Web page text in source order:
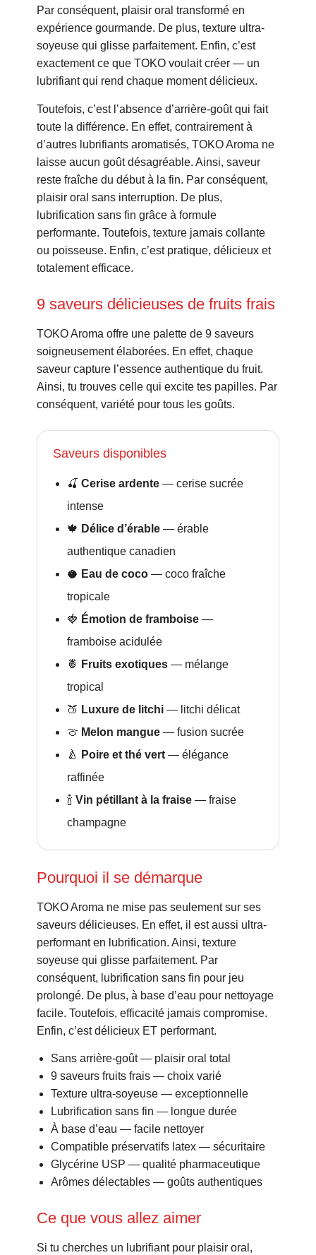
Par conséquent, plaisir oral transformé en
expérience gourmande. De plus, texture ultra-
soyeuse qui glisse parfaitement. Enfin, c’est
exactement ce que TOKO voulait créer — un
lubrifiant qui rend chaque moment délicieux.
Toutefois, c’est l’absence d’arrière-goût qui fait
toute la différence. En effet, contrairement à
d’autres lubrifiants aromatisés, TOKO Aroma ne
laisse aucun goût désagréable. Ainsi, saveur
reste fraîche du début à la fin. Par conséquent,
plaisir oral sans interruption. De plus,
lubrification sans fin grâce à formule
performante. Toutefois, texture jamais collante
ou poisseuse. Enfin, c’est pratique, délicieux et
totalement efficace.
9 saveurs délicieuses de fruits frais
TOKO Aroma offre une palette de 9 saveurs
soigneusement élaborées. En effet, chaque
saveur capture l’essence authentique du fruit.
Ainsi, tu trouves celle qui excite tes papilles. Par
conséquent, variété pour tous les goûts.
Saveurs disponibles
🍒 Cerise ardente — cerise sucrée
intense
🍁 Délice d’érable — érable
authentique canadien
🥥 Eau de coco — coco fraîche
tropicale
🍓 Émotion de framboise —
framboise acidulée
🍍
Fruits exotiques — mélange
tropical
🍑 Luxure de litchi — litchi délicat
🍈 Melon mangue — fusion sucrée
🍐
Poire et thé vert — élégance
raffinée
🍾 Vin pétillant à la fraise — fraise
champagne
Pourquoi il se démarque
TOKO Aroma ne mise pas seulement sur ses
saveurs délicieuses. En effet, il est aussi ultra-
performant en lubrification. Ainsi, texture
soyeuse qui glisse parfaitement. Par
conséquent, lubrification sans fin pour jeu
prolongé. De plus, à base d’eau pour nettoyage
facile. Toutefois, efficacité jamais compromise.
Enfin, c’est délicieux ET performant.
Sans arrière-goût — plaisir oral total
9 saveurs fruits frais — choix varié
Texture ultra-soyeuse — exceptionnelle
Lubrification sans fin — longue durée
À base d’eau — facile nettoyer
Compatible préservatifs latex — sécuritaire
Glycérine USP — qualité pharmaceutique
Arômes délectables — goûts authentiques
Ce que vous allez aimer
Si tu cherches un lubrifiant pour plaisir oral,